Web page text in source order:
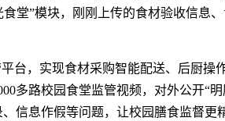
堂”模块，刚刚上传的食材验收信息
台，实现食材采购智能配送、后厨操
多路校园食堂监管视频，对外公开“
信息作假等问题，让校园膳食监督更